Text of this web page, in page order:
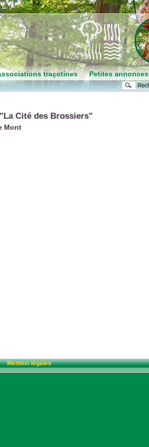
traçotines Petites annonces
Cité des Brossiers"
Mont
Mention légales